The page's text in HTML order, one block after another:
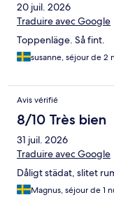
20 juil. 2026
Traduire avec Google
Toppenläge. Så fint.
susanne, séjour de 2
Avis vérifié
8/10 Très bien
31 juil. 2026
Traduire avec Google
Dåligt städat, slitet
Magnus, séjour de 1